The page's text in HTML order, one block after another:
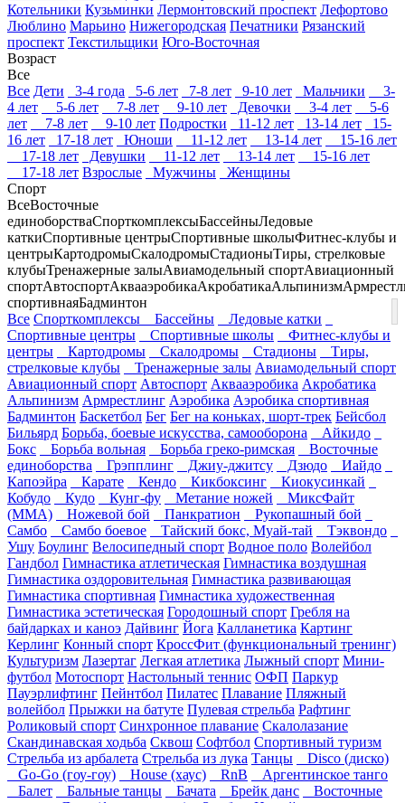
Котельники Кузьминки Лермонтовский проспект Лефортово
Люблино Марьино Нижегородская Печатники Рязанский
проспект Текстильщики Юго-Восточная
Возраст
Все
Все Дети 3-4 года 5-6 лет 7-8 лет 9-10 лет Мальчики
3-
4 лет
5-6 лет 7-8 лет 9-10 лет Девочки 3-4 лет
5-6
лет
7-8 лет 9-10 лет Подростки 11-12 лет 13-14 лет
15-
16 лет
17-18 лет Юноши 11-12 лет 13-14 лет
15-16 лет
17-18 лет
Девушки 11-12 лет 13-14 лет
15-16 лет
17-18 лет Взрослые Мужчины
Женщины
Спорт
ВсеВосточные
единоборстваСпорткомплексыБассейныЛедовые
каткиСпортивные центрыСпортивные школыФитнес-клубы и
центрыКартодромыСкалодромыСтадионыТиры, стрелковые
клубыТренажерные залыАвиамодельный спортАвиационный
спортАвтоспортАквааэробикаАкробатикаАльпинизм
спортивнаяБадминтон
Все Спорткомплексы Бассейны
Ледовые катки
Спортивные центры
Спортивные школы
Фитнес-клубы и
центры
Картодромы Скалодромы Стадионы
Тиры,
стрелковые клубы
Тренажерные залы Авиамодельный спорт
Авиационный спорт Автоспорт Аквааэробика Акробатика
Альпинизм Армрестлинг Аэробика Аэробика спортивная
Бадминтон Баскетбол Бег Бег на коньках, шорт-трек Бейсбол
Бильярд Борьба, боевые искусства, самооборона
Айкидо
Бокс
Борьба вольная Борьба греко-римская
Восточные
единоборства
Грэпплинг Джиу-джитсу Дзюдо
Иайдо
Капоэйра
Карате Кендо Кикбоксинг
Киокусинкай
Кобудо
Кудо Кунг-фу Метание ножей
МиксФайт
(ММА)
Ножевой бой Панкратион
Рукопашный бой
Самбо
Самбо боевое Тайский бокс, Муай-тай
Тэквондо
Ушу Боулинг Велосипедный спорт Водное поло Волейбол
Гандбол Гимнастика атлетическая Гимнастика воздушная
Гимнастика оздоровительная Гимнастика развивающая
Гимнастика спортивная Гимнастика художественная
Гимнастика эстетическая Городошный спорт Гребля на
байдарках и каноэ Дайвинг Йога Калланетика Картинг
Керлинг Конный спорт КроссФит (функциональный тренинг)
Культуризм Лазертаг Легкая атлетика Лыжный спорт Мини-
футбол Мотоспорт Настольный теннис ОФП Паркур
Пауэрлифтинг Пейнтбол Пилатес Плавание Пляжный
волейбол Прыжки на батуте Пулевая стрельба Рафтинг
Роликовый спорт Синхронное плавание Скалолазание
Скандинавская ходьба Сквош Софтбол Спортивный туризм
Стрельба из арбалета Стрельба из лука Танцы
Disco (диско)
Go-Go (гоу-гоу)
House (хаус) RnB
Аргентинское танго
Балет
Бальные танцы Бачата Брейк данс
Восточные